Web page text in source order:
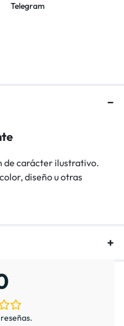
Telegram
de carácter ilustrativo.
diseño u otras